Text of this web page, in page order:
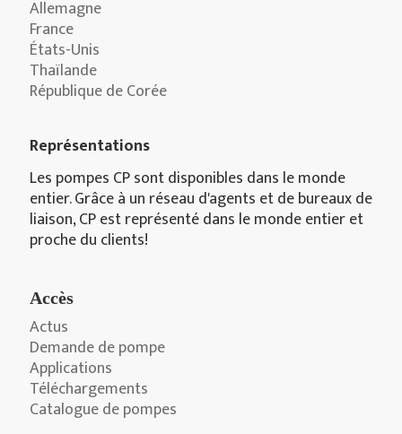
Allemagne
France
États-Unis
Thaïlande
République de Corée
Représentations
Les pompes CP sont disponibles dans le monde
entier. Grâce à un réseau d'agents et de bureaux de
liaison, CP est représenté dans le monde entier et
proche du clients!
Accès
Actus
Demande de pompe
Applications
Téléchargements
Catalogue de pompes